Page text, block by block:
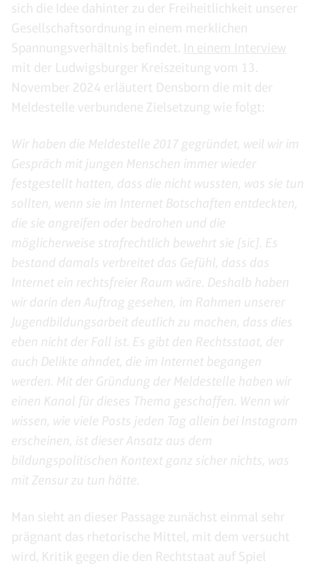
sich die Idee dahinter zu der Freiheitlichkeit unserer
Gesellschaftsordnung in einem merklichen
Spannungsverhältnis befindet. In einem Interview
mit der Ludwigsburger Kreiszeitung vom 13.
November 2024 erläutert Densborn die mit der
Meldestelle verbundene Zielsetzung wie folgt:
Wir haben die Meldestelle 2017 gegründet, weil wir im
Gespräch mit jungen Menschen immer wieder
festgestellt hatten, dass die nicht wussten, was sie tun
sollten, wenn sie im Internet Botschaften entdeckten,
die sie angreifen oder bedrohen und die
möglicherweise strafrechtlich bewehrt sie [sic]. Es
bestand damals verbreitet das Gefühl, dass das
Internet ein rechtsfreier Raum wäre. Deshalb haben
wir darin den Auftrag gesehen, im Rahmen unserer
Jugendbildungsarbeit deutlich zu machen, dass dies
eben nicht der Fall ist. Es gibt den Rechtsstaat, der
auch Delikte ahndet, die im Internet begangen
werden. Mit der Gründung der Meldestelle haben wir
einen Kanal für dieses Thema geschaffen. Wenn wir
wissen, wie viele Posts jeden Tag allein bei Instagram
erscheinen, ist dieser Ansatz aus dem
bildungspolitischen Kontext ganz sicher nichts, was
mit Zensur zu tun hätte.
Man sieht an dieser Passage zunächst einmal sehr
prägnant das rhetorische Mittel, mit dem versucht
wird, Kritik gegen die den Rechtstaat auf Spiel